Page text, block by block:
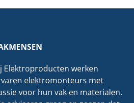
Elektroproducten werken
elektromonteurs met
voor hun vak en materialen.